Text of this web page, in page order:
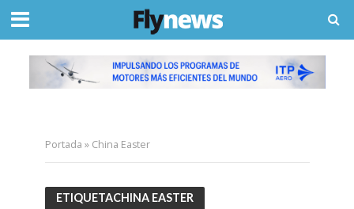
Portada » China Easter
ETIQUETACHINA EASTER